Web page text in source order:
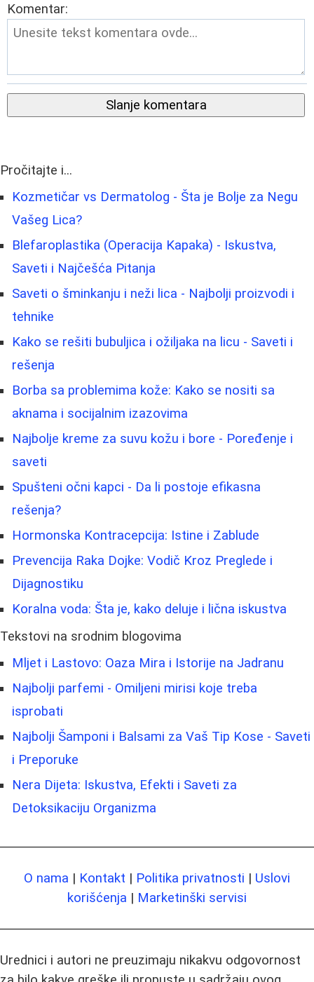
Komentar:
Slanje komentara
Pročitajte i...
Kozmetičar vs Dermatolog - Šta je Bolje za Negu
Vašeg Lica?
Blefaroplastika (Operacija Kapaka) - Iskustva,
Saveti i Najčešća Pitanja
Saveti o šminkanju i neži lica - Najbolji proizvodi i
tehnike
Kako se rešiti bubuljica i ožiljaka na licu - Saveti i
rešenja
Borba sa problemima kože: Kako se nositi sa
aknama i socijalnim izazovima
Najbolje kreme za suvu kožu i bore - Poređenje i
saveti
Spušteni očni kapci - Da li postoje efikasna
rešenja?
Hormonska Kontracepcija: Istine i Zablude
Prevencija Raka Dojke: Vodič Kroz Preglede i
Dijagnostiku
Koralna voda: Šta je, kako deluje i lična iskustva
Tekstovi na srodnim blogovima
Mljet i Lastovo: Oaza Mira i Istorije na Jadranu
Najbolji parfemi - Omiljeni mirisi koje treba
isprobati
Najbolji Šamponi i Balsami za Vaš Tip Kose - Saveti
i Preporuke
Nera Dijeta: Iskustva, Efekti i Saveti za
Detoksikaciju Organizma
O nama | Kontakt | Politika privatnosti | Uslovi
korišćenja | Marketinški servisi
Urednici i autori ne preuzimaju nikakvu odgovornost